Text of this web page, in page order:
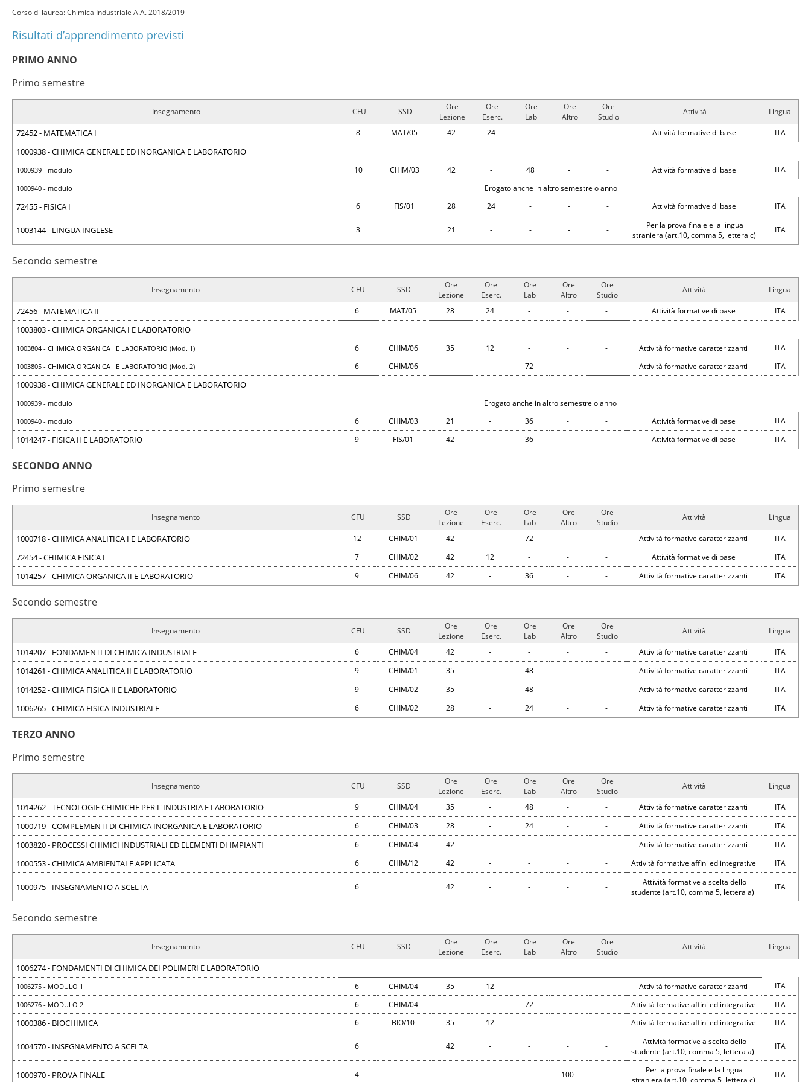
Corso di laurea: Chimica Industriale A.A. 2018/2019
Risultati d’apprendimento previsti
PRIMO ANNO
Primo semestre
Insegnamento CFU SSD
Ore
Lezione
Ore
Eserc.
Ore
Lab
Ore
Altro
Ore
Studio
Attività Lingua
72452 - MATEMATICA I 8 MAT/05 42 24 - - - Attività formative di base ITA
1000938 - CHIMICA GENERALE ED INORGANICA E LABORATORIO
1000939 - modulo I 10 CHIM/03 42 - 48 - - Attività formative di base ITA
1000940 - modulo II Erogato anche in altro semestre o anno
72455 - FISICA I 6 FIS/01 28 24 - - - Attività formative di base ITA
1003144 - LINGUA INGLESE 3 21 - - - -
Per la prova finale e la lingua
straniera (art.10, comma 5, lettera c)
ITA
Secondo semestre
Insegnamento CFU SSD
Ore
Lezione
Ore
Eserc.
Ore
Lab
Ore
Altro
Ore
Studio
Attività Lingua
72456 - MATEMATICA II 6 MAT/05 28 24 - - - Attività formative di base ITA
1003803 - CHIMICA ORGANICA I E LABORATORIO
1003804 - CHIMICA ORGANICA I E LABORATORIO (Mod. 1) 6 CHIM/06 35 12 - - - Attività formative caratterizzanti ITA
1003805 - CHIMICA ORGANICA I E LABORATORIO (Mod. 2) 6 CHIM/06 - - 72 - - Attività formative caratterizzanti ITA
1000938 - CHIMICA GENERALE ED INORGANICA E LABORATORIO
1000939 - modulo I Erogato anche in altro semestre o anno
1000940 - modulo II 6 CHIM/03 21 - 36 - - Attività formative di base ITA
1014247 - FISICA II E LABORATORIO 9 FIS/01 42 - 36 - - Attività formative di base ITA
SECONDO ANNO
Primo semestre
Insegnamento CFU SSD
Ore
Lezione
Ore
Eserc.
Ore
Lab
Ore
Altro
Ore
Studio
Attività Lingua
1000718 - CHIMICA ANALITICA I E LABORATORIO 12 CHIM/01 42 - 72 - - Attività formative caratterizzanti ITA
72454 - CHIMICA FISICA I 7 CHIM/02 42 12 - - - Attività formative di base ITA
1014257 - CHIMICA ORGANICA II E LABORATORIO 9 CHIM/06 42 - 36 - - Attività formative caratterizzanti ITA
Secondo semestre
Insegnamento CFU SSD
Ore
Lezione
Ore
Eserc.
Ore
Lab
Ore
Altro
Ore
Studio
Attività Lingua
1014207 - FONDAMENTI DI CHIMICA INDUSTRIALE 6 CHIM/04 42 - - - - Attività formative caratterizzanti ITA
1014261 - CHIMICA ANALITICA II E LABORATORIO 9 CHIM/01 35 - 48 - - Attività formative caratterizzanti ITA
1014252 - CHIMICA FISICA II E LABORATORIO 9 CHIM/02 35 - 48 - - Attività formative caratterizzanti ITA
1006265 - CHIMICA FISICA INDUSTRIALE 6 CHIM/02 28 - 24 - - Attività formative caratterizzanti ITA
TERZO ANNO
Primo semestre
Insegnamento CFU SSD
Ore
Lezione
Ore
Eserc.
Ore
Lab
Ore
Altro
Ore
Studio
Attività Lingua
1014262 - TECNOLOGIE CHIMICHE PER L'INDUSTRIA E LABORATORIO 9 CHIM/04 35 - 48 - - Attività formative caratterizzanti ITA
1000719 - COMPLEMENTI DI CHIMICA INORGANICA E LABORATORIO 6 CHIM/03 28 - 24 - - Attività formative caratterizzanti ITA
1003820 - PROCESSI CHIMICI INDUSTRIALI ED ELEMENTI DI IMPIANTI 6 CHIM/04 42 - - - - Attività formative caratterizzanti ITA
1000553 - CHIMICA AMBIENTALE APPLICATA 6 CHIM/12 42 - - - - Attività formative affini ed integrative ITA
1000975 - INSEGNAMENTO A SCELTA 6 42 - - - -
Attività formative a scelta dello
studente (art.10, comma 5, lettera a)
ITA
Secondo semestre
Insegnamento CFU SSD
Ore
Lezione
Ore
Eserc.
Ore
Lab
Ore
Altro
Ore
Studio
Attività Lingua
1006274 - FONDAMENTI DI CHIMICA DEI POLIMERI E LABORATORIO
1006275 - MODULO 1 6 CHIM/04 35 12 - - - Attività formative caratterizzanti ITA
1006276 - MODULO 2 6 CHIM/04 - - 72 - - Attività formative affini ed integrative ITA
1000386 - BIOCHIMICA 6 BIO/10 35 12 - - - Attività formative affini ed integrative ITA
1004570 - INSEGNAMENTO A SCELTA 6 42 - - - -
Attività formative a scelta dello
studente (art.10, comma 5, lettera a)
ITA
1000970 - PROVA FINALE 4 - - - 100 -
Per la prova finale e la lingua
straniera (art.10, comma 5, lettera c)
ITA